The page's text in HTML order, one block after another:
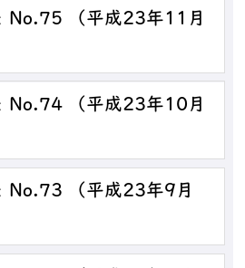
No.75 （平成23年11月
No.74 （平成23年10月
No.73 （平成23年9月